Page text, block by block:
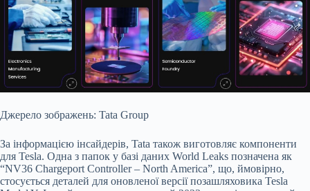
Джерело зображень: Tata Group
За інформацією інсайдерів, Tata також виготовляє компоненти
для Tesla. Одна з папок у базі даних World Leaks позначена як
“NV36 Chargeport Controller – North America”, що, ймовірно,
стосується деталей для оновленої версії позашляховика Tesla